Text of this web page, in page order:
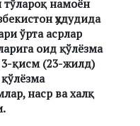
тўлароқ намоён
ҳудудида
ўрта асрлар
оид қўлёзма
3-қисм (23-жилд)
наср ва халқ